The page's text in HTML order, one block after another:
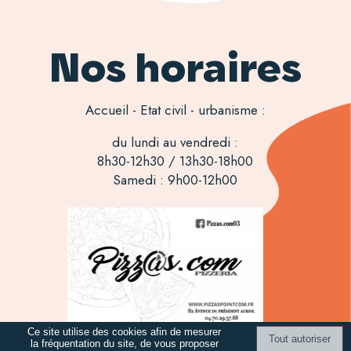
Nos horaires
Accueil - Etat civil - urbanisme :
du lundi au vendredi :
8h30-12h30 / 13h30-18h00
Samedi : 9h00-12h00
Ce site utilise des cookies afin de mesurer
la fréquentation du site, de vous proposer